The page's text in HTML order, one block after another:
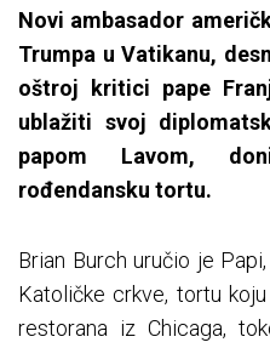
Novi ambasador
Trumpa u Vatikanu,
oštroj kritici pape
ublažiti svoj
papom Lavom,
rođendansku tortu.
Brian Burch uručio je
Katoličke crkve, tortu
restorana iz Chicaga,